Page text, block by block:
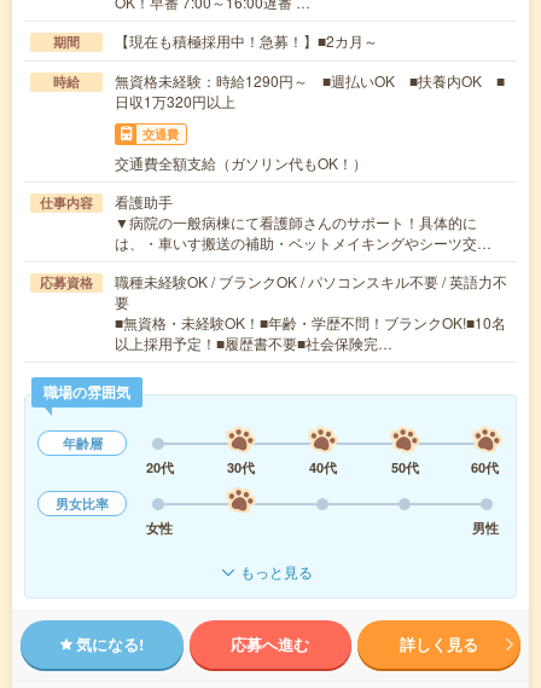
期間 【現在も積極採用中！急募！】■2カ月～
時給
無資格未経験：時給1290円～ ■週払いOK ■扶養内OK ■
日収1万320円以上
交通費
交通費全額支給（ガソリン代もOK！）
仕事内容
看護助手
▼病院の一般病棟にて看護師さんのサポート！具体的に
は、・車いす搬送の補助・ベットメイキングやシーツ交…
応募資格
職種未経験OK / ブランクOK / パソコンスキル不要 / 英語力不
要
■無資格・未経験OK！■年齢・学歴不問！ブランクOK!■10名
以上採用予定！■履歴書不要■社会保険完…
職場の雰囲気
年齢層
20代
30代 40代 50代
60代
男女比率
女性
男性
もっと見る
気になる! 応募へ進む 詳しく見る